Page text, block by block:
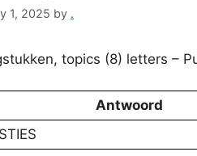
1, 2025 by .
topics (8) letters –
Antwoord